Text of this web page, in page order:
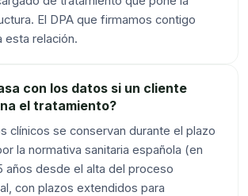
El DPA que firmamos contigo
esta relación.
con los datos si un cliente
el tratamiento?
clínicos se conservan durante el plazo
la normativa sanitaria española (en
años desde el alta del proceso
con plazos extendidos para